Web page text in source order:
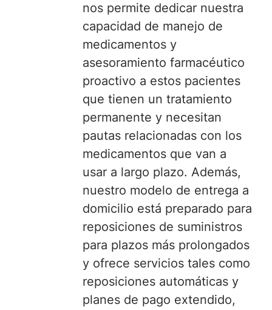
nos permite dedicar nuestra
capacidad de manejo de
medicamentos y
asesoramiento farmacéutico
proactivo a estos pacientes
que tienen un tratamiento
permanente y necesitan
pautas relacionadas con los
medicamentos que van a
usar a largo plazo. Además,
nuestro modelo de entrega a
domicilio está preparado para
reposiciones de suministros
para plazos más prolongados
y ofrece servicios tales como
reposiciones automáticas y
planes de pago extendido,